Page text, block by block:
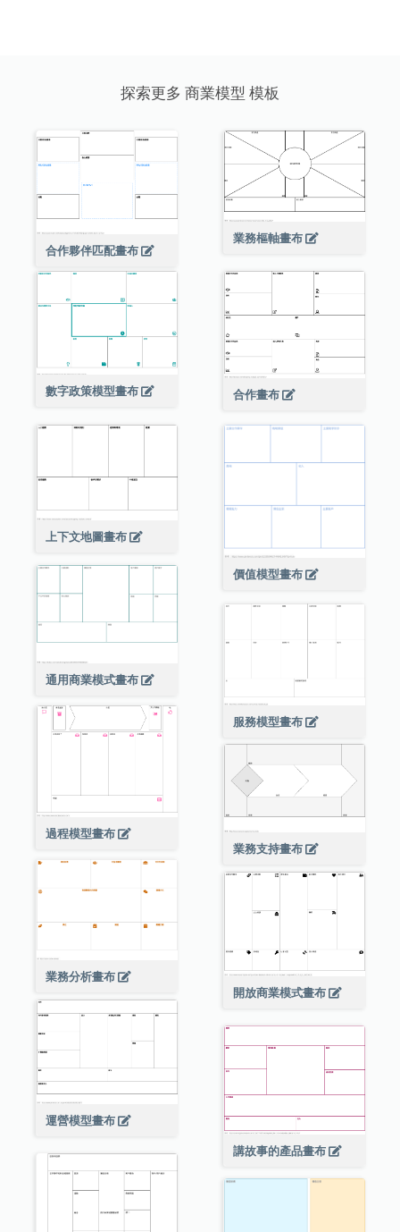
探索更多 商業模型 模板
合作夥伴匹配畫布
業務樞軸畫布
數字政策模型畫布 合作畫布
上下文地圖畫布
價值模型畫布
通用商業模式畫布
服務模型畫布
過程模型畫布
業務支持畫布
業務分析畫布
開放商業模式畫布
運營模型畫布
講故事的產品畫布